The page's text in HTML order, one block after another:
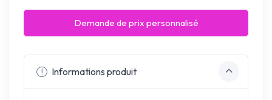
Demande de prix personnalisé
Informations produit